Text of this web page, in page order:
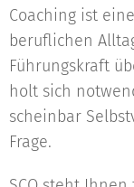
Coaching ist
beruflichen
Führungskraft
holt sich
scheinbar
Frage.